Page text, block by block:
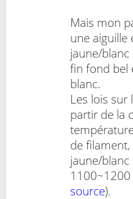
Mais mon
une aiguille
jaune/
fin fond bel
blanc.
Les lois sur
partir de la
de
jaune/
1100~1200
source).